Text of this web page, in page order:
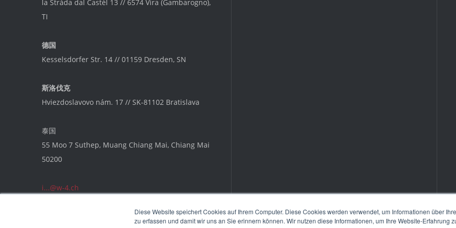
Diese Website speichert Cookies auf Ihrem Computer. Diese Cookies werden verwendet, um Informationen über
zu erfassen und damit wir uns an Sie erinnern können. Wir nutzen diese Informationen, um Ihre Website-Erfahrung
la Stráda dal Castèl 13 // 6574 Vira (Gambarogno),
TI
德国
Kesselsdorfer Str. 14 // 01159 Dresden, SN
斯洛伐克
Hviezdoslavovo nám. 17 // SK-81102 Bratislava
泰国
55 Moo 7 Suthep, Muang Chiang Mai, Chiang Mai
50200
i...@w-4.ch